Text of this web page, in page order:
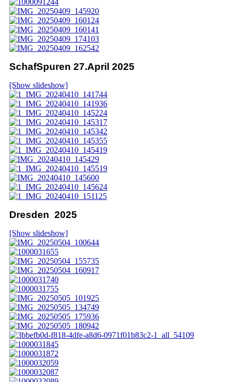
SchafSpuren 27.April 2025
[Show slideshow]
Dresden 2025
[Show slideshow]